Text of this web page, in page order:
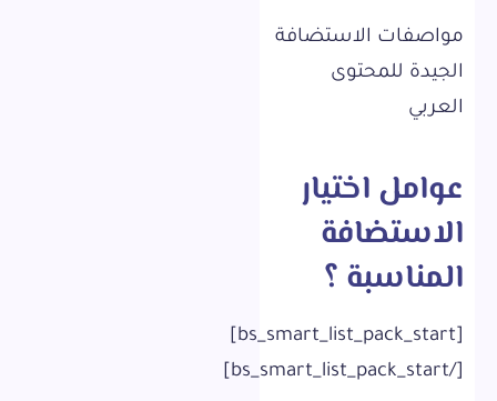
مواصفات الاستضافة
الجيدة للمحتوى
العربي
عوامل اختيار
الاستضافة
المناسبة ؟
[bs_smart_list_pack_start]
[/bs_smart_list_pack_start]